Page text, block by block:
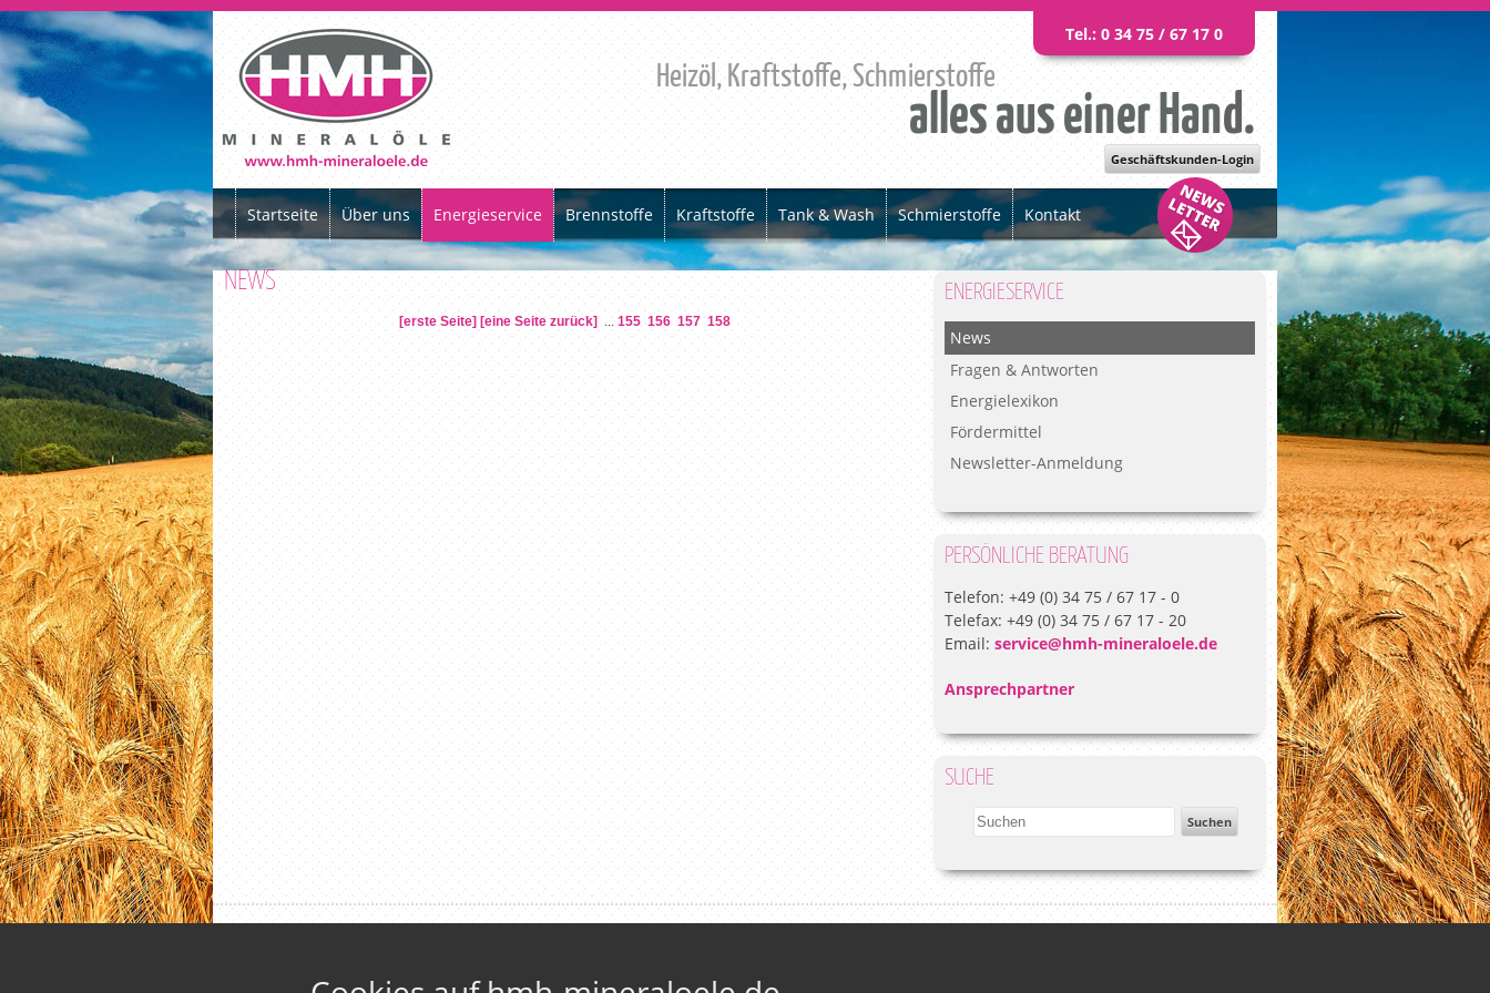
Geschäftskunden-Login
Tel.: 0 34 75 / 67 17 0
Heizöl, Kraftstoffe, Schmierstoffe
alles aus einer Hand.
Startseite Über uns Energieservice Brennstoffe Kraftstoffe Tank & Wash Schmierstoffe Kontakt
NEWS
[erste Seite] [eine Seite zurück] ... 155 156 157 158
ENERGIESERVICE
News
Fragen & Antworten
Energielexikon
Fördermittel
Newsletter-Anmeldung
PERSÖNLICHE BERATUNG
Telefon: +49 (0) 34 75 / 67 17 - 0
Telefax: +49 (0) 34 75 / 67 17 - 20
Email: service@hmh-mineraloele.de
Ansprechpartner
SUCHE